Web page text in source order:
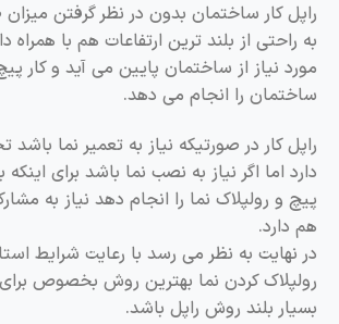
راپل کار ساختمان بدون در نظر گرفتن
به راحتی از بلند ترین ارتفاعات هم با
مورد نیاز از ساختمان پایین می آید و کار
ساختمان را انجام می دهد.
راپل کار در صورتیکه نیاز به تعمیر نما باشد
دارد اما اگر نیاز به نصب نما باشد برای اینکه
پیچ و رولپلاک نما را انجام دهد نیاز به
هم دارد.
در نهایت به نظر می رسد با رعایت شرایط
رولپلاک کردن نما بهترین روش بخصوص
بسیار بلند روش راپل باشد.